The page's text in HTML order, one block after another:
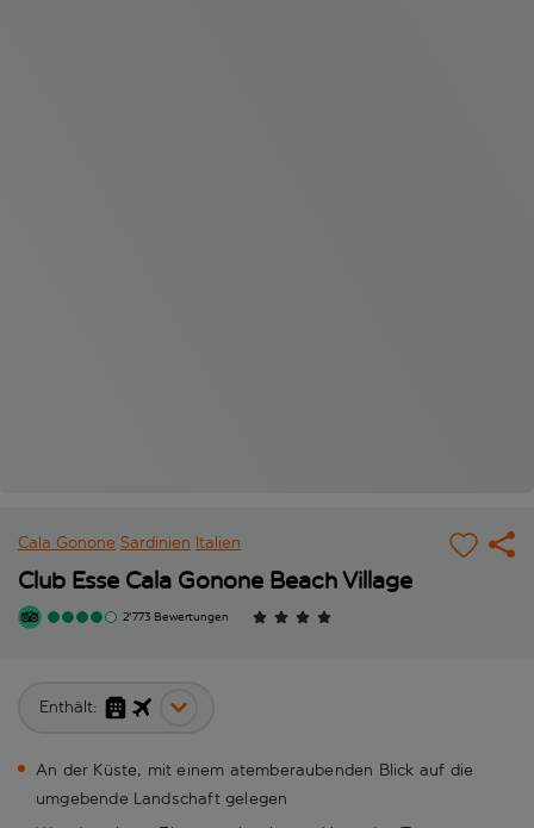
Cala Gonone Sardinien Italien
Club Esse Cala Gonone Beach Village
2'773 Bewertungen
Enthält:
An der Küste, mit einem atemberaubenden Blick auf die
umgebende Landschaft gelegen